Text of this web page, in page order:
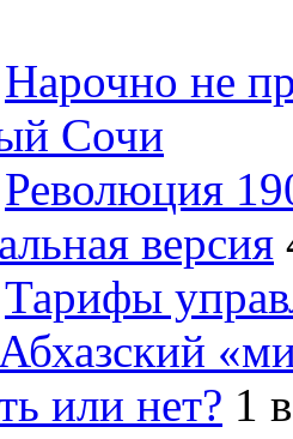
Нарочно не
Сочи
Революция
версия
Тарифы
Абхазский
или нет? 1